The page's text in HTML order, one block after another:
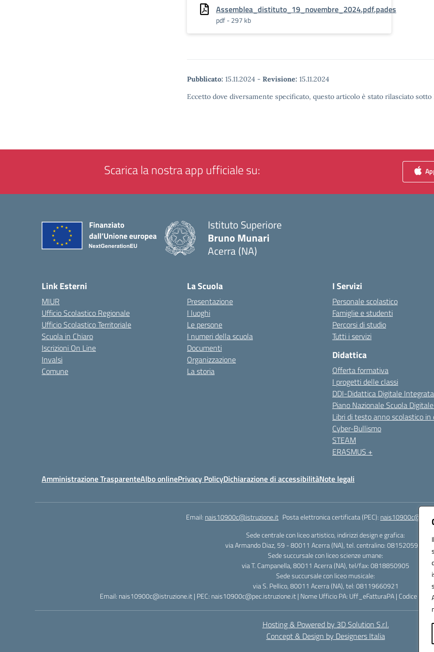
Assemblea_distituto_19_novembre_2024.pdf.pades
pdf - 297 kb
Pubblicato: 15.11.2024 - Revisione: 15.11.2024
Eccetto dove diversamente specificato, questo articolo è stato rilasciato
Scarica la nostra app ufficiale su:
Istituto Superiore
Bruno Munari
Acerra (NA)
Link Esterni
MIUR
Ufficio Scolastico Regionale
Ufficio Scolastico Territoriale
Scuola in Chiaro
Iscrizioni On Line
Invalsi
Comune
La Scuola
Presentazione
I luoghi
Le persone
I numeri della scuola
Documenti
Organizzazione
La storia
I Servizi
Personale scolastico
Famiglie e studenti
Percorsi di studio
Tutti i servizi
Didattica
Offerta formativa
I progetti delle classi
DDI-Didattica Digitale Integrata
Piano Nazionale Scuola
Libri di testo anno scolastico in
Cyber-Bullismo
STEAM
ERASMUS +
Amministrazione TrasparenteAlbo onlinePrivacy PolicyDichiarazione di accessibilitàNote legali
Email: nais10900c@istruzione.it Posta elettronica certificata (PEC):
Sede centrale con liceo artistico, indirizzi design e grafica:
via Armando Diaz, 59 - 80011 Acerra (NA), tel. centralino: 0815205935
Sede succursale con liceo scienze umane:
via T. Campanella, 80011 Acerra (NA), tel/fax: 0818850905
Sede succursale con liceo musicale:
via S. Pellico, 80011 Acerra (NA), tel: 08119660921
Email: nais10900c@istruzione.it | PEC: nais10900c@pec.istruzione.it | Nome Ufficio PA: Uff_eFatturaPA | Codice
Hosting & Powered by 3D Solution S.r.l.
Concept & Design by Designers Italia